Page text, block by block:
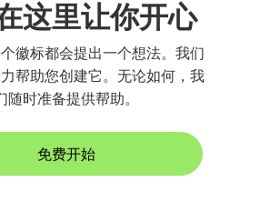
这里让你开心
徽标都会提出一个想法。我们
帮助您创建它。无论如何，我
随时准备提供帮助。
免费开始